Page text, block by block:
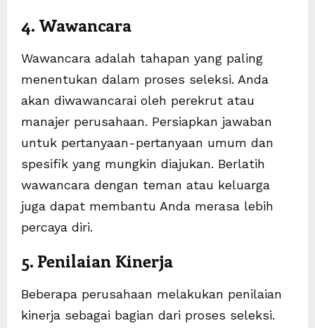
4. Wawancara
Wawancara adalah tahapan yang paling
menentukan dalam proses seleksi. Anda
akan diwawancarai oleh perekrut atau
manajer perusahaan. Persiapkan jawaban
untuk pertanyaan-pertanyaan umum dan
spesifik yang mungkin diajukan. Berlatih
wawancara dengan teman atau keluarga
juga dapat membantu Anda merasa lebih
percaya diri.
5. Penilaian Kinerja
Beberapa perusahaan melakukan penilaian
kinerja sebagai bagian dari proses seleksi.